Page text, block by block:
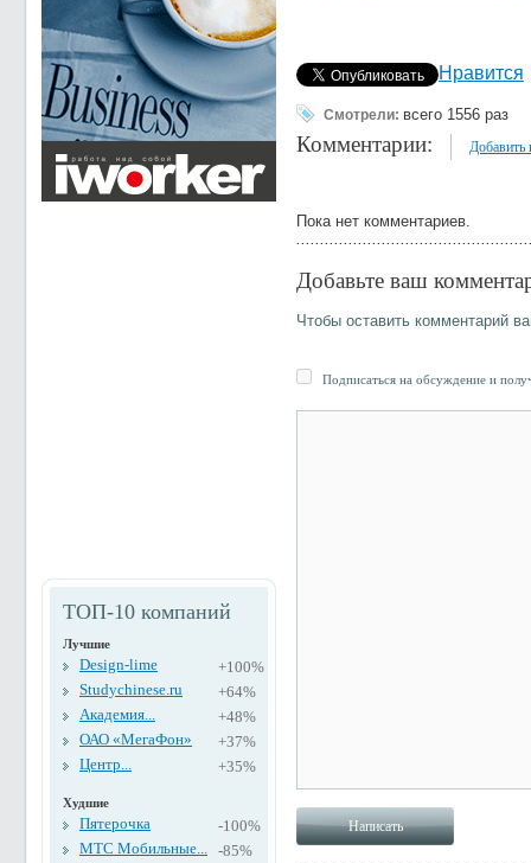
ТОП-10 компаний
Лучшие
Design-lime
+100%
Studychinese.ru
+64%
Академия...
+48%
ОАО «МегаФон»
+37%
Центр...
+35%
Худшие
Пятерочка
-100%
МТС Мобильные... -85%
Нравится
Смотрели: всего 1556 раз
Комментарии: Добавить
Пока нет комментариев.
Добавьте ваш
Чтобы оставить комментарий
Подписаться на обсуждение и